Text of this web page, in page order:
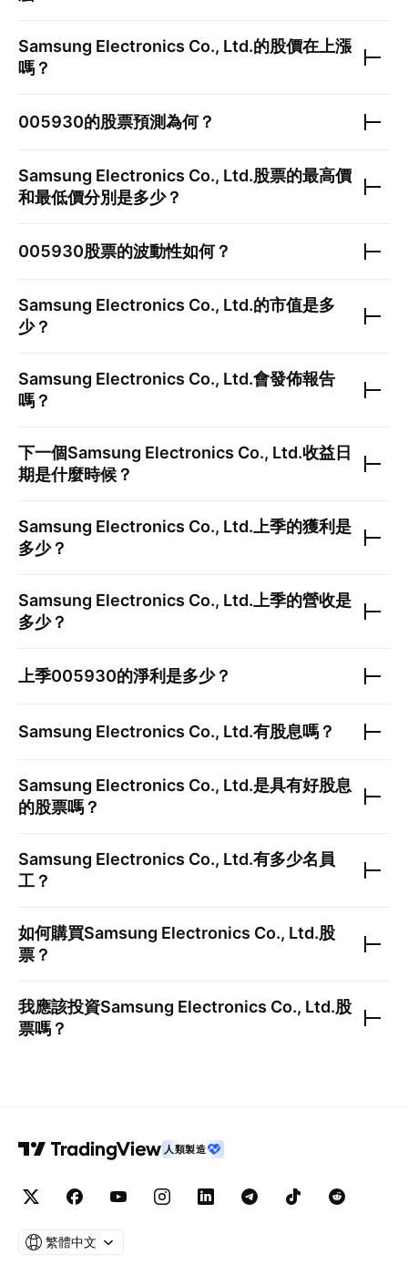
Samsung Electronics Co., Ltd.的股價在上漲
嗎？
005930的股票預測為何？
Samsung Electronics Co., Ltd.股票的最高價
和最低價分別是多少？
005930股票的波動性如何？
Samsung Electronics Co., Ltd.的市值是多
少？
Samsung Electronics Co., Ltd.會發佈報告
嗎？
下一個Samsung Electronics Co., Ltd.收益日
期是什麼時候？
Samsung Electronics Co., Ltd. 上季的獲利是
多少？
Samsung Electronics Co., Ltd. 上季的營收是
多少？
上季005930的淨利是多少？
Samsung Electronics Co., Ltd.有股息嗎？
Samsung Electronics Co., Ltd.是具有好股息
的股票嗎？
Samsung Electronics Co., Ltd.有多少名員
工？
如何購買Samsung Electronics Co., Ltd.股
票？
我應該投資Samsung Electronics Co., Ltd.股
票嗎？
人類製造
繁體中文